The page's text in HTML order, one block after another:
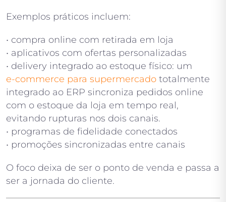
Exemplos práticos incluem:
• compra online com retirada em loja
• aplicativos com ofertas personalizadas
• delivery integrado ao estoque físico: um
e-commerce para supermercado totalmente
integrado ao ERP sincroniza pedidos online
com o estoque da loja em tempo real,
evitando rupturas nos dois canais.
• programas de fidelidade conectados
• promoções sincronizadas entre canais
O foco deixa de ser o ponto de venda e passa a
ser a jornada do cliente.